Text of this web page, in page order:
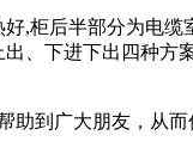
,柜后半部分为电
、下进下出四种方
到广大朋友，从